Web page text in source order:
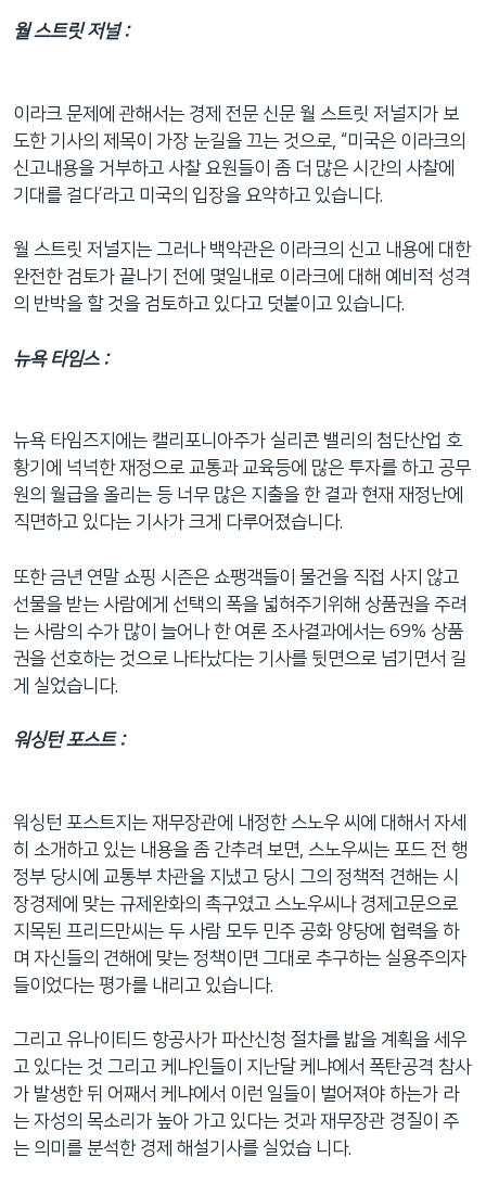
월 스트릿 저널 :
이라크 문제에 관해서는 경제 전문 신문 월 스트릿 저널지가 보
도한 기사의 제목이 가장 눈길을 끄는 것으로, “미국은 이라크의
신고내용을 거부하고 사찰 요원들이 좀 더 많은 시간의 사찰에
기대를 걸다’라고 미국의 입장을 요약하고 있습니다.
월 스트릿 저널지는 그러나 백악관은 이라크의 신고 내용에 대한
완전한 검토가 끝나기 전에 몇일내로 이라크에 대해 예비적 성격
의 반박을 할 것을 검토하고 있다고 덧붙이고 있습니다.
뉴욕 타임스 :
뉴욕 타임즈지에는 캘리포니아주가 실리콘 밸리의 첨단산업 호
황기에 넉넉한 재정으로 교통과 교육등에 많은 투자를 하고 공무
원의 월급을 올리는 등 너무 많은 지출을 한 결과 현재 재정난에
직면하고 있다는 기사가 크게 다루어졌습니다.
또한 금년 연말 쇼핑 시즌은 쇼팽객들이 물건을 직접 사지 않고
선물을 받는 사람에게 선택의 폭을 넓혀주기위해 상품권을 주려
는 사람의 수가 많이 늘어나 한 여론 조사결과에서는 69% 상품
권을 선호하는 것으로 나타났다는 기사를 뒷면으로 넘기면서 길
게 실었습니다.
워싱턴 포스트 :
워싱턴 포스트지는 재무장관에 내정한 스노우 씨에 대해서 자세
히 소개하고 있는 내용을 좀 간추려 보면, 스노우씨는 포드 전 행
정부 당시에 교통부 차관을 지냈고 당시 그의 정책적 견해는 시
장경제에 맞는 규제완화의 촉구였고 스노우씨나 경제고문으로
지목된 프리드만씨는 두 사람 모두 민주 공화 양당에 협력을 하
며 자신들의 견해에 맞는 정책이면 그대로 추구하는 실용주의자
들이었다는 평가를 내리고 있습니다.
그리고 유나이티드 항공사가 파산신청 절차를 밟을 계획을 세우
고 있다는 것 그리고 케냐인들이 지난달 케냐에서 폭탄공격 참사
가 발생한 뒤 어째서 케냐에서 이런 일들이 벌어져야 하는가 라
는 자성의 목소리가 높아 가고 있다는 것과 재무장관 경질이 주
는 의미를 분석한 경제 해설기사를 실었습 니다.